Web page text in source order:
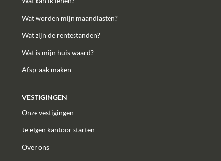
Wat worden mijn maandlasten?
Wat zijn de rentestanden?
Wat is mijn huis waard?
Afspraak maken
VESTIGINGEN
Onze vestigingen
Je eigen kantoor starten
Over ons